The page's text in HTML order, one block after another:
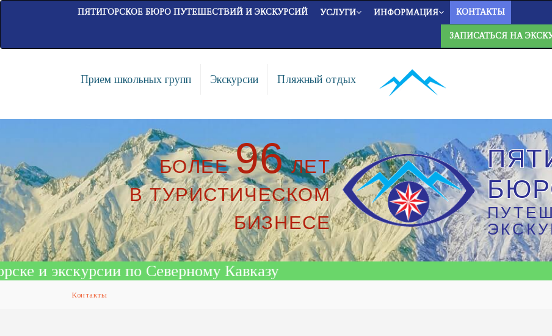
ПЯТИГОРСКОЕ БЮРО ПУТЕШЕСТВИЙ И ЭКСКУРСИЙ УСЛУГИ ИНФОРМАЦИЯ КОНТАКТЫ
ЗАПИСАТЬСЯ НА
Прием школьных групп Экскурсии Пляжный отдых
БОЛЕЕ96ЛЕТ
В ТУРИСТИЧЕСКОМ
БИЗНЕСЕ
экскурсии по Северному Кавказу
Контакты